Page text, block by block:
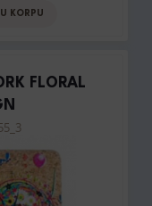
KORPU
FLORAL